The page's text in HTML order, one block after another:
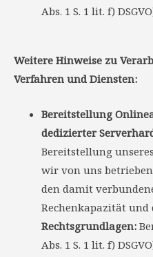
Abs. 1 S. 1 lit. f)
Weitere Hinweise zu
Verfahren und Diensten:
Bereitstellung
dedizierter
Bereitstellung
wir von uns
den damit
Rechenkapazität und
Rechtsgrundlagen:
Abs. 1 S. 1 lit. f)